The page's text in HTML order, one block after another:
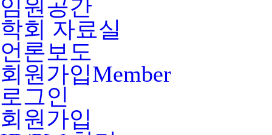
임원공간
학회 자료실
언론보도
회원가입Member
로그인
회원가입